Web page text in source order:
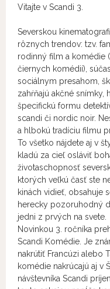
Vitajte v Scandi 3.
Severskou
rôznych trendov: tzv.
rodinný film a komédie
čiernych komédií),
sociálnym presahom,
zahŕňajú akčné snímky,
špecifickú formu
scandi či nordic noir.
a hlbokú tradíciu filmu
To všetko nájdete aj v
kladú za cieľ osláviť
životaschopnosť
ktorých veľkú časť ste
kinách vidieť, obsahuje
herecky pozoruhodný
jedni z prvých na svete.
Novinkou 3. ročníka
Scandi Komédie. Je
nakrútiť Francúzi alebo
komédie nakrúcajú aj v
návštevníka Scandi